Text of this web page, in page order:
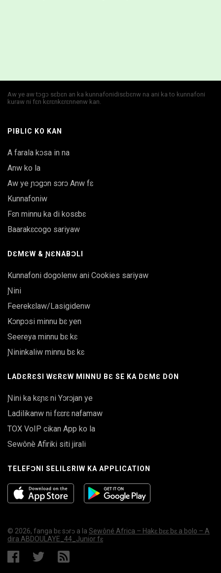
Aw ye aw tɔgɔ sɛbɛn an ka kunnafonidisɛbɛnw na ani ka to kunnafoni
kuraw ni fɛn kɛrɛnkɛrɛnnenw kan.
PIBLIC KO KAN
A farala kɔsa in na
Anw ko la
Aw ye ɲɔgɔn sɔrɔ Anw fɛ
Kunnafoniw
Fɛn minnu ka di kosɛbɛ
Baarakɛcogo sariyaw
DƐMƐW & ƝƐNABƆLI
Kunnafoni dogolenw ani Cookies sariyaw
Ɲini
Feerekɛlaw/Lasigidenw
Kɔnpɔsi minnu bɛ yen
Seereya minnu bɛ kɛ
Ɲininkaliw minnu bɛ kɛ
LADƐRƐSI WƐRƐW MINNU BƐ SE KA DƐMƐ DON
Ɲini ka kɛɲɛ ni Yɔrɔjan ye
Ladilikanw ni fɛɛrɛ nafamaw
TOX VoIP cikan App ko la
Sewônè Afiriki siti jirali
TELEFƆNI SELILƐRIW KA APPLICATION
© 2026, fanga bɛ sɔrɔ a la Sewôné Africa – Hakɛ bɛɛ bɛ a bolo – A
dira ABDOULAYE_44_Junior fɛ